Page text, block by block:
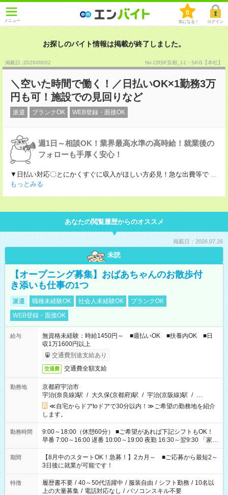
メニュー
0
気になる！ ログイン
お探しのバイト情報は掲載が終了しました。
掲載日 :2026/08/02 No.CRSF京都_11・SKG【本社】
＼空いた時間で働く！／日払いOK×1勤務3万
円も可！施設での見回りなど
派遣 ブランクOK WEB登録・面接OK
週1日～相談OK！業界最高水準の高時給！就業後の
フォローも手厚く安心！
▼日払い対応〇とにかくすぐに収入がほしい方必見！急な出費等で ...
もっとみる
あなたの閲覧履歴からのオススメ
掲載日：2026.07.26
未読
【オープニング募集】おばあちゃんのお散歩付
き添いも仕事の1つ
派遣 職種未経験OK 社会人未経験OK
ブランクOK
WEB登録・面接OK
給与
無資格未経験：時給1450円～ ■週払いOK ■扶養内OK ■日
収1万1600円以上
交通費別途支給あり
交通費 交通費全額支給
勤務地
京都府宇治市
宇治(奈良線)駅 / 大久保(京都府)駅 / 宇治(京阪線)駅 / …
≪自宅からドアtoドアで30分以内！≫ご希望の勤務地を紹介
します。
勤務時間
9:00～18:00（休憩60分） ■ご希望があれば下記シフトもOK！
早番 7:00～16:00 遅番 10:00～19:00 夜勤 16:30～翌9:30 「家族
と休みを合わせたい」 「余裕を持って夕飯の準備がしたい」
「できれば残業はしたくない」 など、ご希望を教えてください
ね。 ※Wワーク希望の方へ 今ご覧のお仕事で希望する勤務時間
と、もう1つのお仕事の勤務時間。 合計で週40時間を超える場
合は応募できません。
期間
【8月中のスタートOK！急募！】2カ月～ ■ご応募から最短2～
3日後に就業が可能です！
特徴 履歴書不要 / 40～50代活躍中 / 服装自由 / シフト勤務 / 10名以
上の大量募集 / 電話対応なし / パソコンスキル不要